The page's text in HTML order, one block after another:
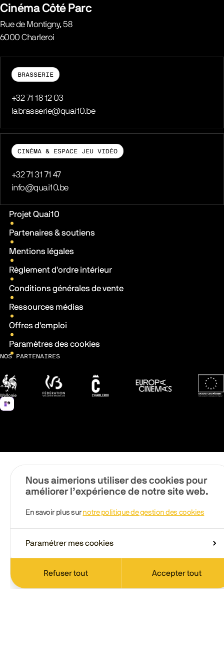
Cinéma Côté Parc
Rue de Montigny, 58
6000 Charleroi
BRASSERIE
Téléphone
+32 71 18 12 03
E-mail
labrasserie@quai10.be
CINÉMA & ESPACE JEU VIDÉO
Téléphone
+32 71 31 71 47
E-mail
info@quai10.be
Liens pratiques
Projet Quai10
Partenaires & soutiens
Mentions légales
Règlement d'ordre intérieur
Conditions générales de vente
Ressources médias
Offres d'emploi
Paramètres des cookies
NOS PARTENAIRES
Wallonie Fédération Wallonie-Bruxelles
Ville de CharleroiEuropa Cinemas
Nous aimerions utiliser des cookies pour
améliorer l’expérience de notre site web.
En savoir plus surnotre politique de gestion des cookies
Paramétrer mes cookies
Refuser tout Accepter tout